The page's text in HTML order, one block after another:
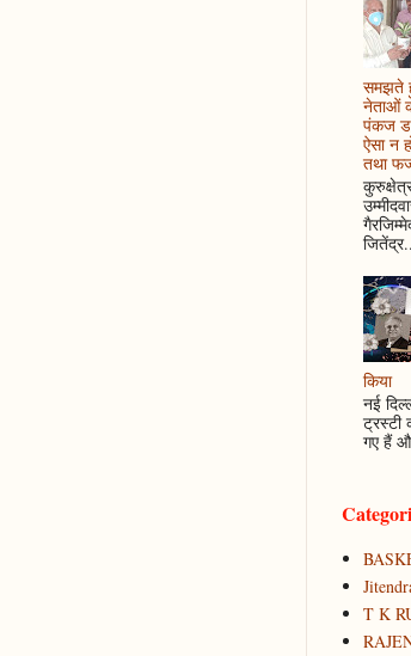
समझते
नेताओं
पंकज
ऐसा न
तथा
किया
नई
ट्रस्टी
गए हैं
T K